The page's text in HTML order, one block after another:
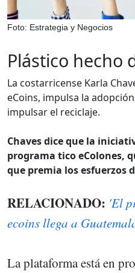
Foto: Estrategia y Negocios
Plástico hecho
La costarricense Karla
eCoins, impulsa la
impulsar el reciclaje.
Chaves dice que la
programa tico eColones,
que premia los esfuerzos
RELACIONADO: 'El
ecoins llega a
La plataforma está en